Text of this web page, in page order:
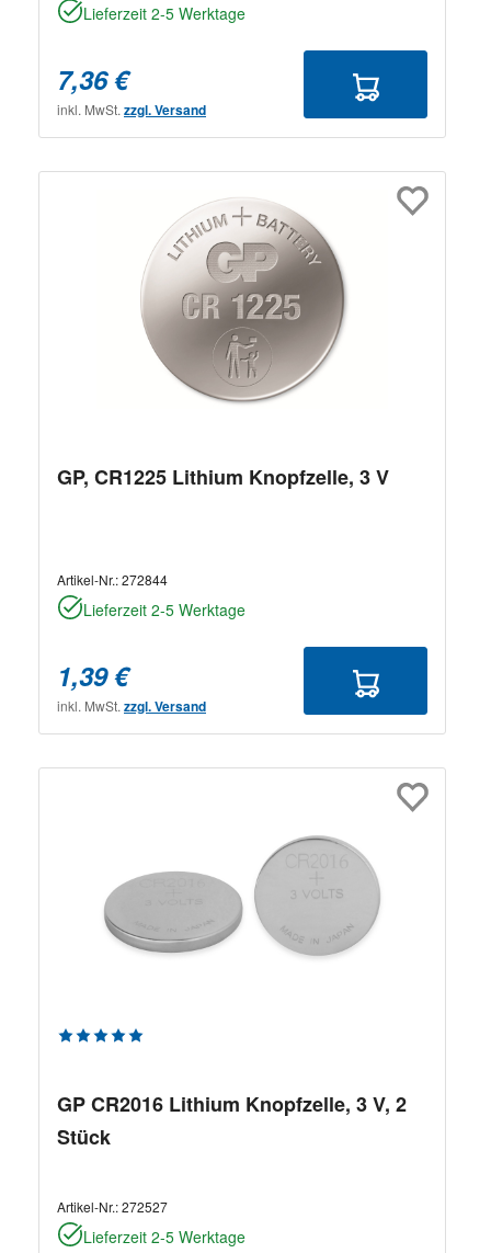
Lieferzeit 2-5 Werktage
7,36 €
inkl. MwSt. zzgl. Versand
GP, CR1225 Lithium Knopfzelle, 3 V
Artikel-Nr.:272844
Lieferzeit 2-5 Werktage
1,39 €
inkl. MwSt. zzgl. Versand
Durchschnittliche Bewertung von 5 von 5 Sternen
GP CR2016 Lithium Knopfzelle, 3 V, 2
Stück
Artikel-Nr.:272527
Lieferzeit 2-5 Werktage